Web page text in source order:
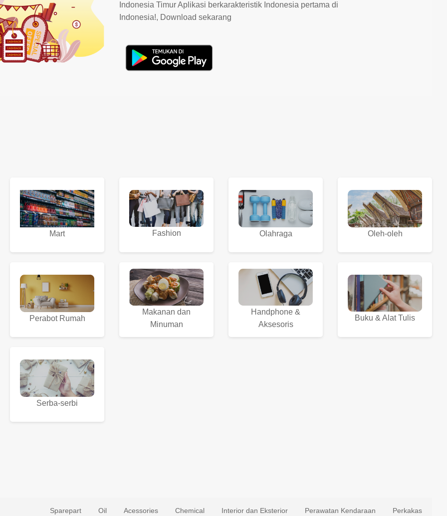
Indonesia Timur Aplikasi berkarakteristik Indonesia pertama di
Indonesia!, Download sekarang
Mart Fashion Olahraga Oleh-oleh
Perabot Rumah
Makanan dan
Minuman
Handphone &
Aksesoris
Buku & Alat Tulis
Serba-serbi
Sparepart Oil Acessories Chemical Interior dan Eksterior Perawatan Kendaraan Perkakas